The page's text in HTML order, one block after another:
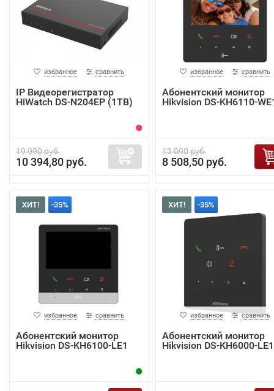
избранное сравнить
IP Видеорегистратор
HiWatch DS-N204EP (1TB)
19 990 руб.
10 394,80 руб.
избранное сравнить
Абонентский монитор
Hikvision DS-KH6110-
13 090 руб.
8 508,50 руб.
ХИТ! -35%
избранное сравнить
Абонентский монитор
Hikvision DS-KH6100-LE1
ХИТ! -35%
избранное сравнить
Абонентский монитор
Hikvision DS-KH6000-LE1